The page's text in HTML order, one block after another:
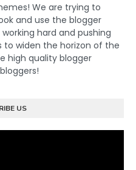
We are trying to
and use the blogger
hard and pushing
to widen the horizon of the
high quality blogger
US